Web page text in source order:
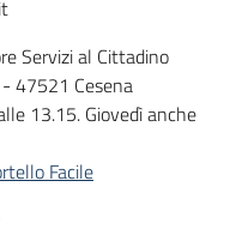
Servizi al Cittadino
- 47521 Cesena
13.15. Giovedì anche
Facile